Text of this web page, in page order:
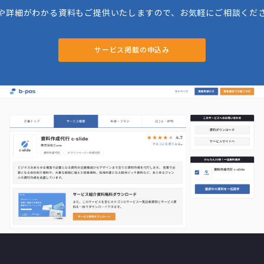
詳細がわかる資料もご提供いたしますので、お気軽にご相談くだ
サービス掲載の申込み